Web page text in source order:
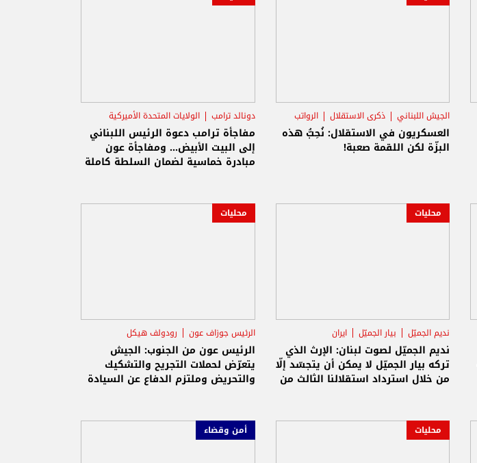
الجيش اللبناني ذكرى الاستقلال الرواتب
العسكريون في الاستقلال: نُحِبُّ هذه
البزّة لكن اللقمة صعبة!
دونالد ترامب
الولايات المتحدة الأميركية
الرئيس جوزاف عون
مفاجأة ترامب دعوة الرئيس اللبناني
إلى البيت الأبيض... ومفاجأة عون
مبادرة خماسية لضمان السلطة كاملة
محليات
نديم الجميّل بيار الجميّل ايران
نديم الجميّل لصوت لبنان: الإرث الذي
تركه بيار الجميّل لا يمكن أن يتجسّد إلّا
من خلال استرداد استقلالنا الثالث من
محليات
الرئيس جوزاف عون
رودولف هيكل
الجيش اللبناني
الرئيس عون من الجنوب: الجيش
يتعرّض لحملات التجريح والتشكيك
والتحريض وملتزم الدفاع عن السيادة
محليات أمن وقضاء